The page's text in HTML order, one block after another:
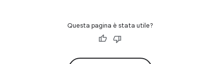
Questa pagina è stata utile?